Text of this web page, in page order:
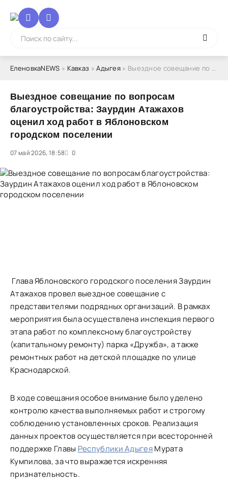
ЕленовкаNEWS » Кавказ »Адыгея » Выездное совещание по вопросам благоустройства: Заурдин Атажахов оценил ход работ в Яблоновском городском поселении
Выездное совещание по вопросам
благоустройства: Заурдин Атажахов
оценил ход работ в Яблоновском
городском поселении
07 май 2026, 18:58 0
1 2 3 4 5
Глава Яблоновского городского поселения Заурдин
Атажахов провел выездное совещание с
представителями подрядных организаций. В рамках
мероприятия была осуществлена инспекция первого
этапа работ по комплексному благоустройству
(капитальному ремонту) парка «Дружба», а также
ремонтных работ на детской площадке по улице
Краснодарской.
В ходе совещания особое внимание было уделено
контролю качества выполняемых работ и строгому
соблюдению установленных сроков. Реализация
данных проектов осуществляется при всесторонней
поддержке Главы Республики АдыгеяМурата
Кумпилова, за что выражается искренняя
признательность.